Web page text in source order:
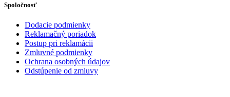
Spoločnosť
Dodacie podmienky
Reklamačný poriadok
Postup pri reklamácii
Zmluvné podmienky
Ochrana osobných údajov
Odstúpenie od zmluvy